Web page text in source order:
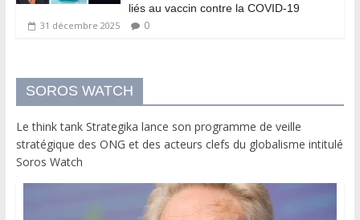
liés au vaccin contre la COVID-19
31 décembre 2025 0
SOROS WATCH
Le think tank Strategika lance son programme de veille
stratégique des ONG et des acteurs clefs du globalisme intitulé
Soros Watch